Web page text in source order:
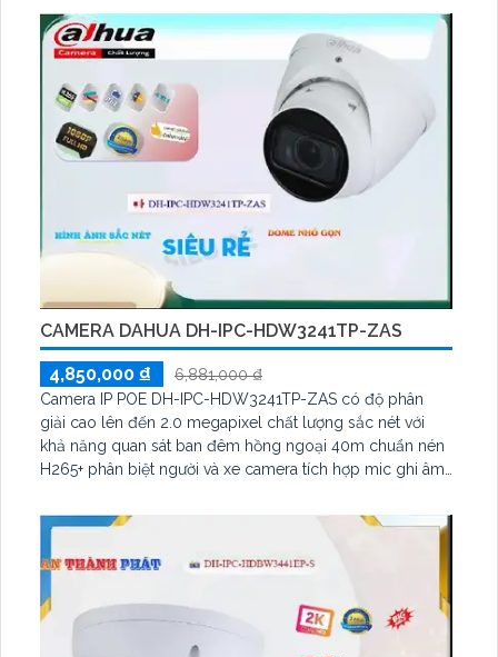
CAMERA DAHUA DH-IPC-HDW3241TP-ZAS
4,850,000 ₫
6,881,000 ₫
Camera IP POE DH-IPC-HDW3241TP-ZAS có độ phân
giải cao lên đến 2.0 megapixel chất lượng sắc nét với
khả năng quan sát ban đêm hồng ngoại 40m chuẩn nén
H265+ phân biệt người và xe camera tích hợp mic ghi âm